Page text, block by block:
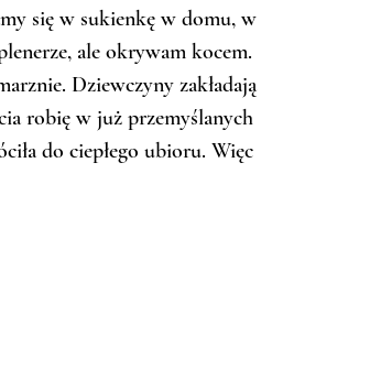
się w sukienkę w domu, w
ale okrywam kocem.
Dziewczyny zakładają
robię w już przemyślanych
do ciepłego ubioru. Więc